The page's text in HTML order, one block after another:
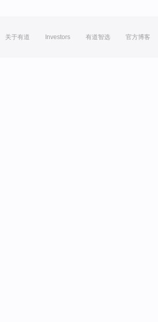
关于有道 Investors 有道智选 官方博客